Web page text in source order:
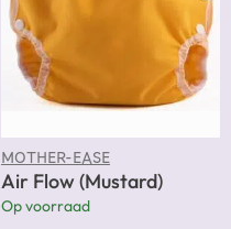
MOTHER-EASE
Air Flow (Mustard)
Op voorraad